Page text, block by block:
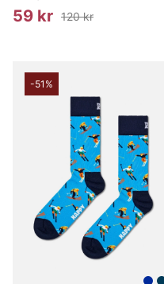
59 kr 120 kr
-51%